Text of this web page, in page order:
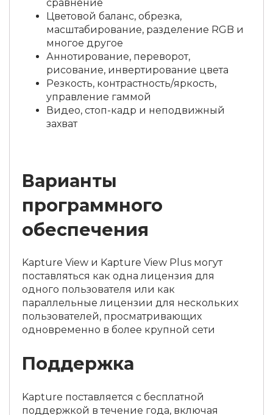
сравнение
Цветовой баланс, обрезка,
масштабирование, разделение RGB и
многое другое
Аннотирование, переворот,
рисование, инвертирование цвета
Резкость, контрастность/яркость,
управление гаммой
Видео, стоп-кадр и неподвижный
захват
Варианты
программного
обеспечения
Kapture View и Kapture View Plus могут
поставляться как одна лицензия для
одного пользователя или как
параллельные лицензии для нескольких
пользователей, просматривающих
одновременно в более крупной сети
Поддержка
Kapture поставляется с бесплатной
поддержкой в ​​течение года, включая